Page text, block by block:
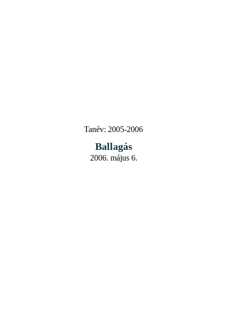
Tanév: 2005-2006
Ballagás
2006. május 6.